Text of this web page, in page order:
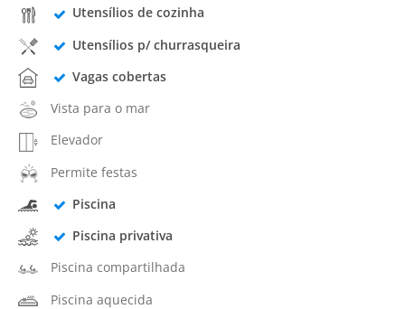
Utensílios de cozinha
Utensílios p/ churrasqueira
Vagas cobertas
Vista para o mar
Elevador
Permite festas
Piscina
Piscina privativa
Piscina compartilhada
Piscina aquecida